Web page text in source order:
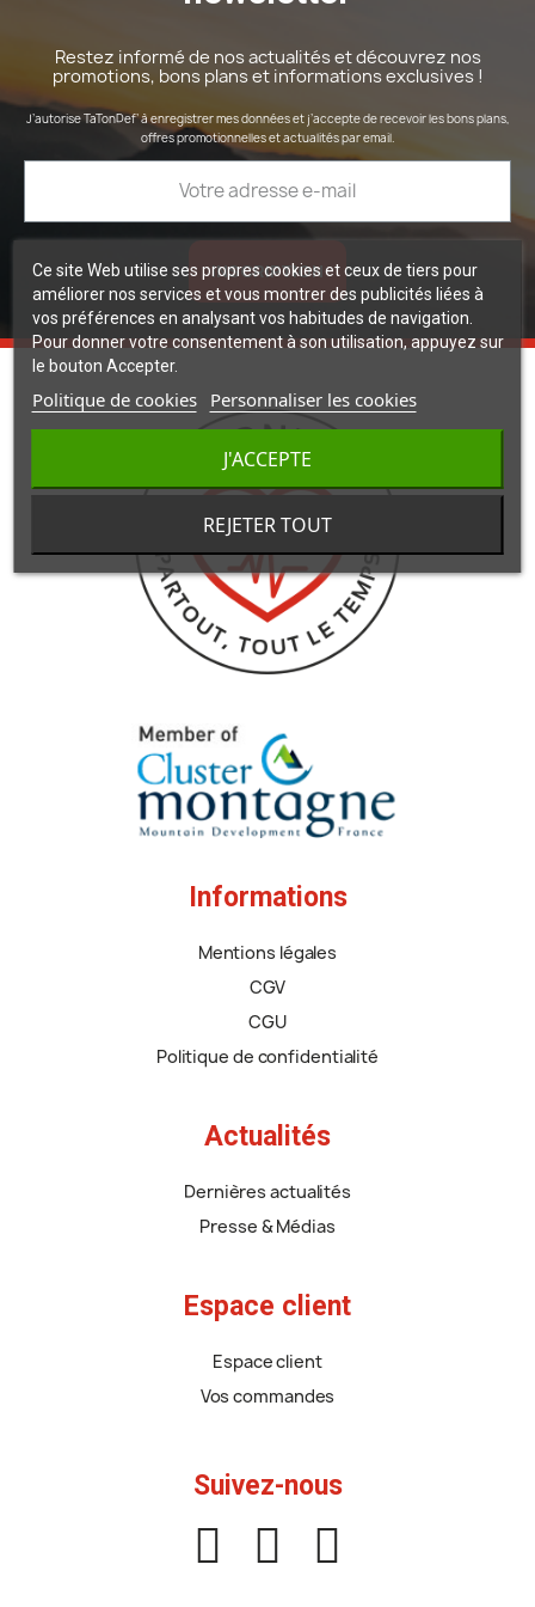
Restez informé de nos actualités et découvrez nos
promotions, bons plans et informations exclusives !
J’autorise TaTonDef’ à enregistrer mes données et j’accepte de recevoir les bons plans,
offres promotionnelles et actualités par email.
INSCRIPTION
Informations
Mentions légales
CGV
CGU
Politique de confidentialité
Actualités
Dernières actualités
Presse & Médias
Espace client
Espace client
Vos commandes
Suivez-nous
Ce site Web utilise ses propres cookies et ceux de tiers pour
améliorer nos services et vous montrer des publicités liées à
vos préférences en analysant vos habitudes de navigation.
Pour donner votre consentement à son utilisation, appuyez sur
le bouton Accepter.
Politique de cookies Personnaliser les cookies
REJETER TOUT
J'ACCEPTE